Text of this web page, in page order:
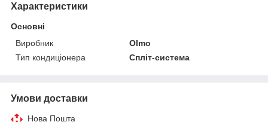
Характеристики
Основні
Виробник
Olmo
Тип кондиціонера
Спліт-система
Умови доставки
Нова Пошта